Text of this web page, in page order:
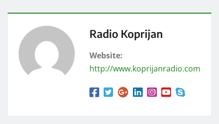
Radio Koprijan
Website:
http://www.koprijanradio.com